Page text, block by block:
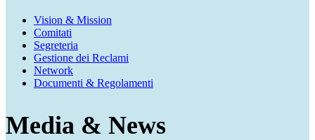
Vision & Mission
Comitati
Segreteria
Gestione dei Reclami
Network
Documenti & Regolamenti
Media & News